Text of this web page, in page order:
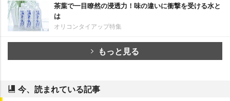
茶葉で一目瞭然の浸透力！味の違いに衝撃を受ける水と
は
オリコンタイアップ特集
もっと見る
今、読まれている記事